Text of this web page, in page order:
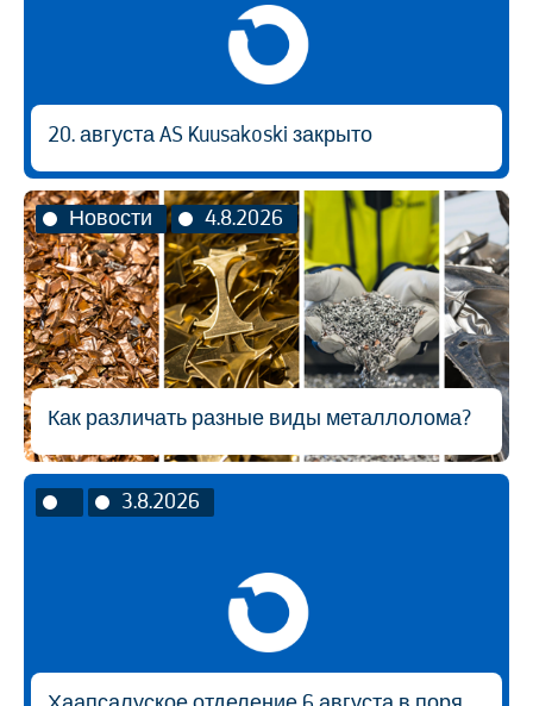
20. августа AS Kuusakoski закрыто
Новости 4.8.2026
Как различать разные виды металлолома?
3.8.2026